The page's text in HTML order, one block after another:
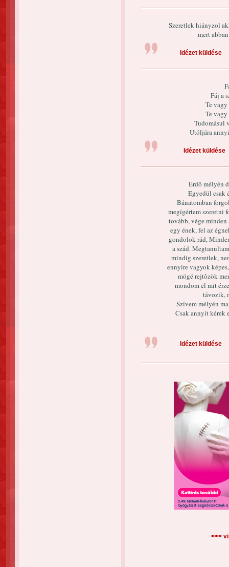
Szeretlek hiányzol
mert
Idézet küldése
Fáj a
Te
Te
Tudomásul
Utóljára
Idézet küldése
Erdô mélyén
Egyedül csak
Bánatomban
megígértem szeretni
tovább, vége minden
egy ének, fel az
gondolok rád,
a szád.
mindig szeretlek,
ennyire vagyok
mögé rejtôzök
mondom el mit
távozik,
Szívem mélyén
Csak annyit kérek
Idézet küldése
<<<